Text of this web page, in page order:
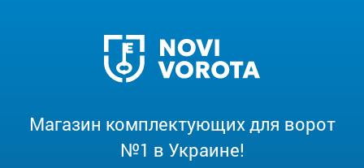
Магазин комплектующих для ворот
№1 в Украине!